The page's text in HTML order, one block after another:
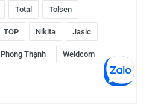
Total Tolsen
TOP Nikita Jasic
Phong Thạnh Weldcom